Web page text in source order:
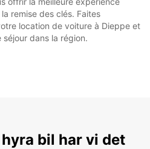
remise des clés. Faites
location de voiture à Dieppe et
dans la région.
bil har vi det